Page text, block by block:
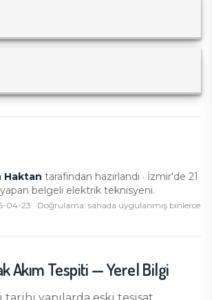
Haktan tarafından hazırlandı · İzmir'de 21
yapan belgeli elektrik teknisyeni.
04-23 · Doğrulama: sahada uygulanmış binlerce
Akım Tespiti— Yerel Bilgi